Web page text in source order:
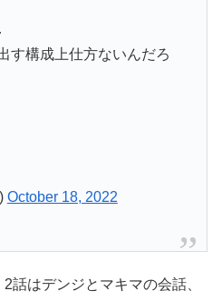
す構成上仕方ないんだろ
October 18, 2022
話はデンジとマキマの会話、